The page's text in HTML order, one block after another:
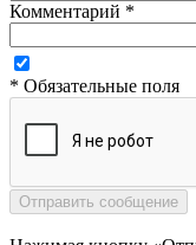
Комментарий *
* Обязательные поля